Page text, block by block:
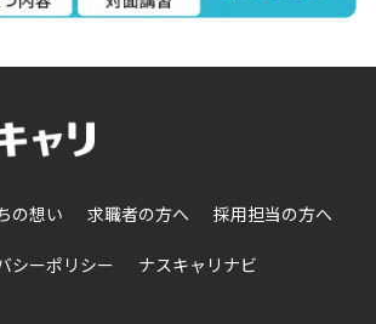
の想い 求職者の方へ 採用担当の方へ
シーポリシー ナスキャリナビ